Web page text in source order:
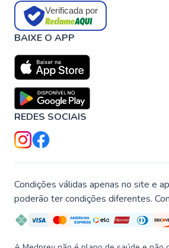
Verificada por
BAIXE O APP
REDES SOCIAIS
Condições válidas apenas no site e
poderão ter condições diferentes.